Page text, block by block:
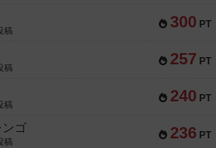
300 PT
稿
257 PT
稿
240 PT
稿
236 PT
ンゴ
稿